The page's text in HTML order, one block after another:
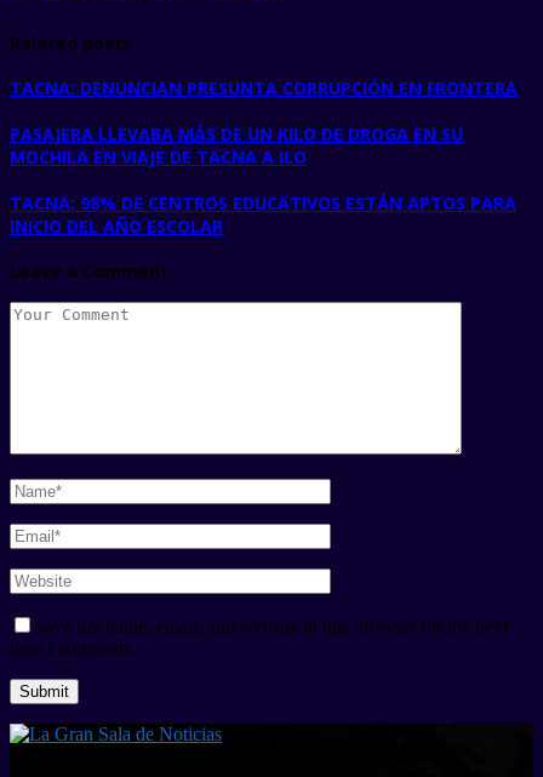
Related posts
TACNA: DENUNCIAN PRESUNTA CORRUPCIÓN EN FRONTERA
PASAJERA LLEVABA MÁS DE UN KILO DE DROGA EN SU
MOCHILA EN VIAJE DE TACNA A ILO
TACNA: 98% DE CENTROS EDUCATIVOS ESTÁN APTOS PARA
INICIO DEL AÑO ESCOLAR
Leave a Comment
Save my name, email, and website in this browser for the next
time I comment.